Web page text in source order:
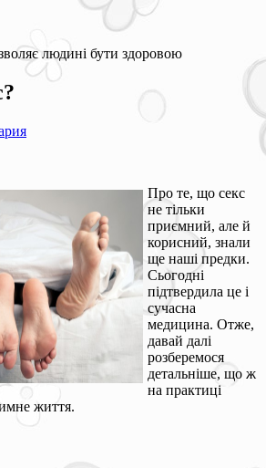
людині бути здоровою
Про те, що секс
не тільки
приємний, але й
корисний, знали
ще наші предки.
Сьогодні
підтвердила це і
сучасна
медицина. Отже,
давай далі
розберемося
детальніше, що ж
на практиці
життя.